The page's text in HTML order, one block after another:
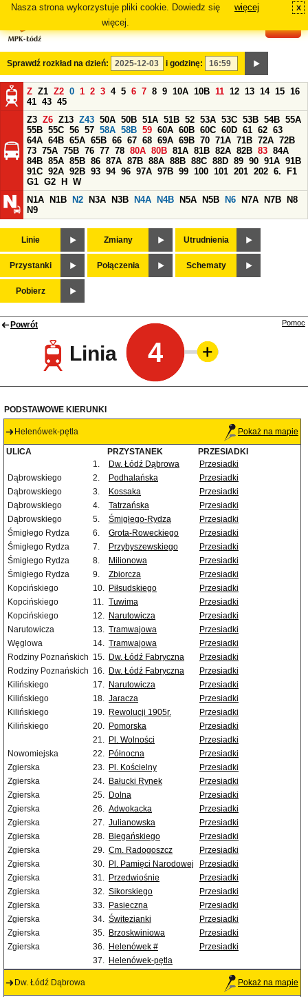
Nasza strona wykorzystuje pliki cookie. Dowiedz się
więcej.
więcej x
Sprawdź rozkład na dzień: i godzinę:
Z Z1 Z2 0 1 2 3 4 5 6 7 8 9 10A 10B 11 12 13 14 15 16
41 43 45
Z3 Z6 Z13 Z43 50A 50B 51A 51B 52 53A 53C 53B 54B 55A
55B 55C 56 57 58A 58B 59 60A 60B 60C 60D 61 62 63
64A 64B 65A 65B 66 67 68 69A 69B 70 71A 71B 72A 72B
73 75A 75B 76 77 78 80A 80B 81A 81B 82A 82B 83 84A
84B 85A 85B 86 87A 87B 88A 88B 88C 88D 89 90 91A 91B
91C 92A 92B 93 94 96 97A 97B 99 100 101 201 202 6.
F1
G1 G2 H
W
N1A
N1B N2 N3A N3B N4A N4B N5A N5B N6 N7A N7B
N8
N9
Linie Zmiany Utrudnienia
Przystanki Połączenia Schematy
Pobierz
Powrót
Linia 4
Pomoc
PODSTAWOWE KIERUNKI
Helenówek-pętla Pokaż na mapie
ULICA PRZYSTANEK
PRZESIADKI
1.
Dw. Łódź Dąbrowa
Przesiadki
Dąbrowskiego
2. Podhalańska
Przesiadki
Dąbrowskiego
3. Kossaka
Przesiadki
Dąbrowskiego
4. Tatrzańska
Przesiadki
Dąbrowskiego
5. Śmigłego-Rydza
Przesiadki
Śmigłego Rydza
6. Grota-Roweckiego
Przesiadki
Śmigłego Rydza
7. Przybyszewskiego
Przesiadki
Śmigłego Rydza
8. Milionowa
Przesiadki
Śmigłego Rydza
9. Zbiorcza
Przesiadki
Kopcińskiego
10. Piłsudskiego
Przesiadki
Kopcińskiego
11. Tuwima
Przesiadki
Kopcińskiego
12. Narutowicza
Przesiadki
Narutowicza
13. Tramwajowa
Przesiadki
Węglowa
14. Tramwajowa
Przesiadki
Rodziny Poznańskich 15. Dw. Łódź Fabryczna
Przesiadki
Rodziny Poznańskich 16. Dw. Łódź Fabryczna
Przesiadki
Kilińskiego
17. Narutowicza
Przesiadki
Kilińskiego
18. Jaracza
Przesiadki
Kilińskiego
19. Rewolucji 1905r.
Przesiadki
Kilińskiego
20. Pomorska
Przesiadki
21. Pl. Wolności
Przesiadki
Nowomiejska
22. Północna
Przesiadki
Zgierska
23. Pl. Kościelny
Przesiadki
Zgierska
24. Bałucki Rynek
Przesiadki
Zgierska
25. Dolna
Przesiadki
Zgierska
26. Adwokacka
Przesiadki
Zgierska
27. Julianowska
Przesiadki
Zgierska
28. Biegańskiego
Przesiadki
Zgierska
29. Cm. Radogoszcz
Przesiadki
Zgierska
30. Pl. Pamięci Narodowej
Przesiadki
Zgierska
31. Przedwiośnie
Przesiadki
Zgierska
32. Sikorskiego
Przesiadki
Zgierska
33. Pasieczna
Przesiadki
Zgierska
34. Świtezianki
Przesiadki
Zgierska
35. Brzoskwiniowa
Przesiadki
Zgierska
36. Helenówek #
Przesiadki
37. Helenówek-pętla
Dw. Łódź Dąbrowa Pokaż na mapie